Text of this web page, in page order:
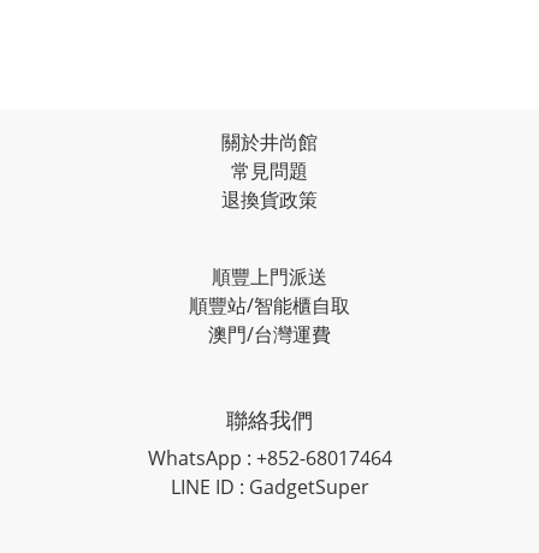
關於井尚館
常見問題
退換貨政策
順豐上門派送
順豐站/智能櫃自取
澳門/台灣運費
聯絡我們
WhatsApp : +852-68017464
LINE ID : GadgetSuper